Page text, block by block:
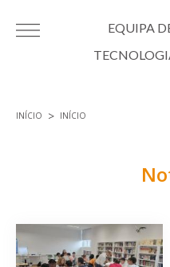
EQUIPA
INÍCIO INÍCIO
Páginas